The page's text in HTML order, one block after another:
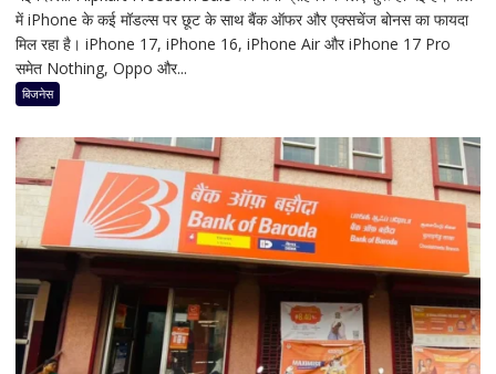
Freedom
Sale
बंपर
ऑफर,
8
हजार
सस्ता
16;
Oppo-
Vivo
में iPhone के कई मॉडल्स पर छूट के साथ बैंक ऑफर और एक्सचेंज बोनस का फायदा
मिल रहा है। iPhone 17, iPhone 16, iPhone Air और iPhone 17 Pro
समेत Nothing, Oppo और...
बिजनेस